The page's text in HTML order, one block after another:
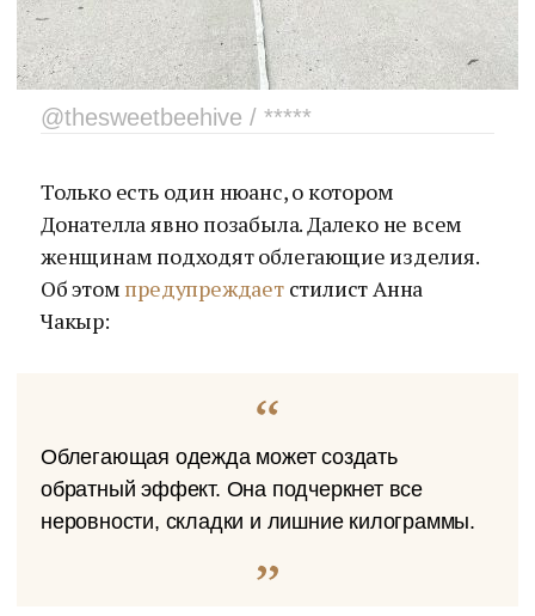
@thesweetbeehive / *****
Только есть один нюанс, о котором
Донателла явно позабыла. Далеко не всем
женщинам подходят облегающие изделия.
Об этом предупреждаетстилист Анна
Чакыр:
Облегающая одежда может создать
обратный эффект. Она подчеркнет все
неровности, складки и лишние килограммы.